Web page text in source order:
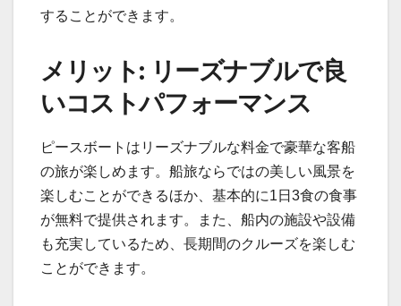
することができます。
メリット: リーズナブルで良
いコストパフォーマンス
ピースボートはリーズナブルな料金で豪華な客船
の旅が楽しめます。船旅ならではの美しい風景を
楽しむことができるほか、基本的に1日3食の食事
が無料で提供されます。また、船内の施設や設備
も充実しているため、長期間のクルーズを楽しむ
ことができます。